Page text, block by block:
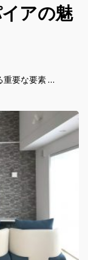
アの魅
重要な要素 …